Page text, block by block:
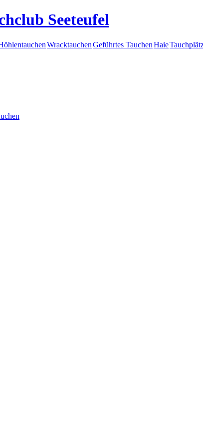
Seeteufel
WracktauchenGeführtes TauchenHaie